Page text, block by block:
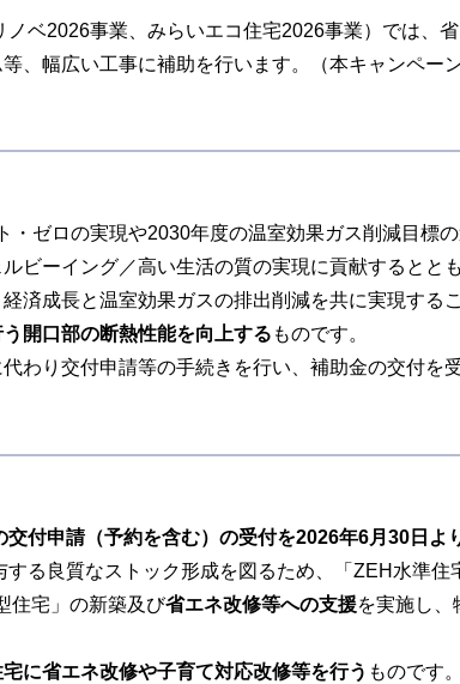
ベ2026事業、みらいエコ住宅2026事業）では、
、幅広い工事に補助を行います。（本キャンペー
・ゼロの実現や2030年度の温室効果ガス削減目標
ビーイング／高い生活の質の実現に貢献するとと
済成長と温室効果ガスの排出削減を共に実現する
開口部の断熱性能を向上する ものです。
わり交付申請等の手続きを行い、補助金の交付を
交付申請（予約を含む）の受付を2026年6月30日よ
る良質なストック形成を図るため、「ZEH水準
住宅」の新築及び省エネ改修等への支援を実施し、
宅に省エネ改修や子育て対応改修等を行う ものです